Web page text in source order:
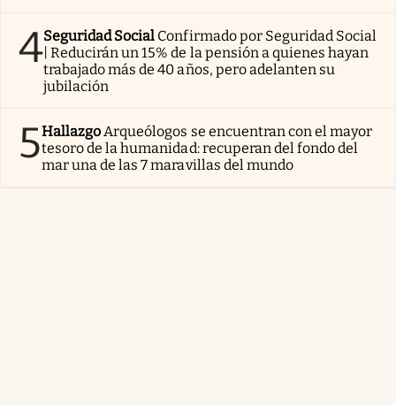
4Seguridad Social Confirmado por Seguridad Social
| Reducirán un 15% de la pensión a quienes hayan
trabajado más de 40 años, pero adelanten su
jubilación
5Hallazgo Arqueólogos se encuentran con el mayor
tesoro de la humanidad: recuperan del fondo del
mar una de las 7 maravillas del mundo